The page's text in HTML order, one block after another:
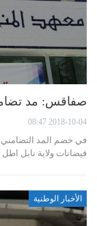
صفاقس: مد
2018-10-04 08:47
في خضم المد التضامني
فيضانات ولاية نابل
الأخبار الوطنية